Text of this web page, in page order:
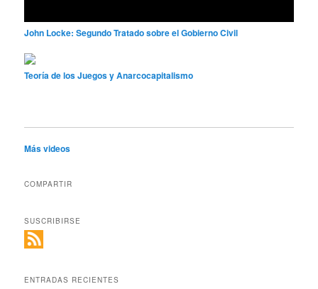
John Locke: Segundo Tratado sobre el Gobierno Civil
Teoría de los Juegos y Anarcocapitalismo
Más videos
COMPARTIR
SUSCRIBIRSE
ENTRADAS RECIENTES